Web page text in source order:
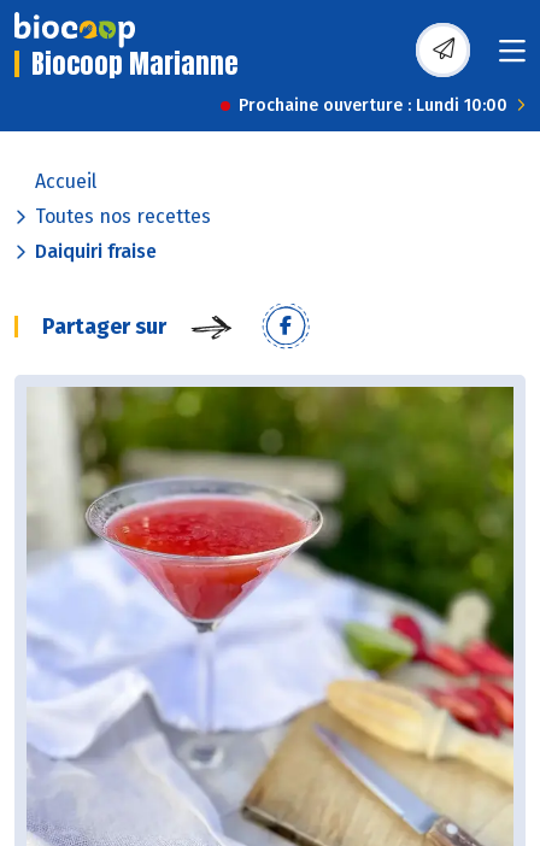
Biocoop Marianne
Prochaine ouverture : Lundi 10:00
Accueil
Toutes nos recettes
Daiquiri fraise
Partager sur